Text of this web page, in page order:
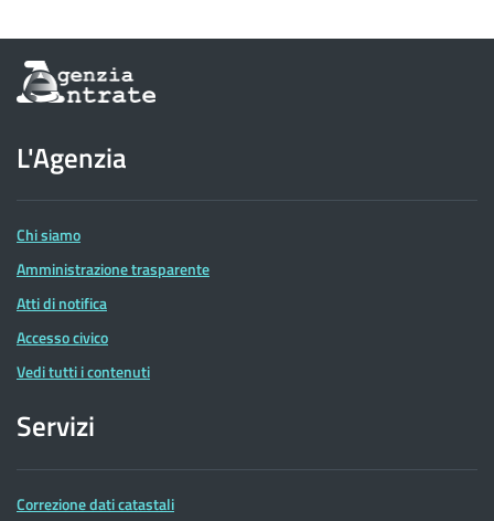
Informazioni
sul
dell'Agenzia
delle
Entrate
L'Agenzia
Chi siamo
Amministrazione trasparente
Atti di notifica
Accesso civico
Vedi tutti i contenuti
Servizi
Correzione dati catastali